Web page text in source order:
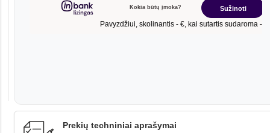
Prekių techniniai aprašymai